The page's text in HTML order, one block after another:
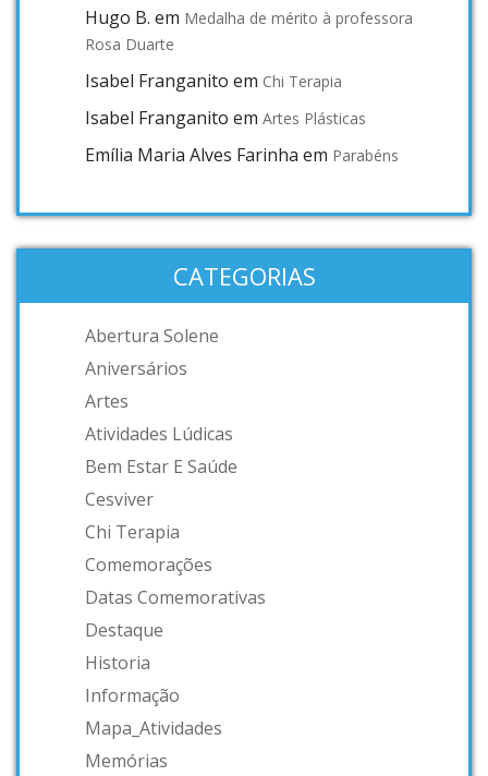
Hugo B. em Medalha de mérito à professora
Rosa Duarte
Isabel Franganito em Chi Terapia
Isabel Franganito em Artes Plásticas
Emília Maria Alves Farinha em Parabéns
CATEGORIAS
Abertura Solene
Aniversários
Artes
Atividades Lúdicas
Bem Estar E Saúde
Cesviver
Chi Terapia
Comemorações
Datas Comemorativas
Destaque
Historia
Informação
Mapa_Atividades
Memórias